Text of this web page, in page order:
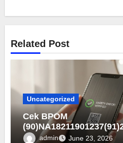
Related Post
Uncategorized
Cek BPOM
Men Bright Active
admin June 23, 2026